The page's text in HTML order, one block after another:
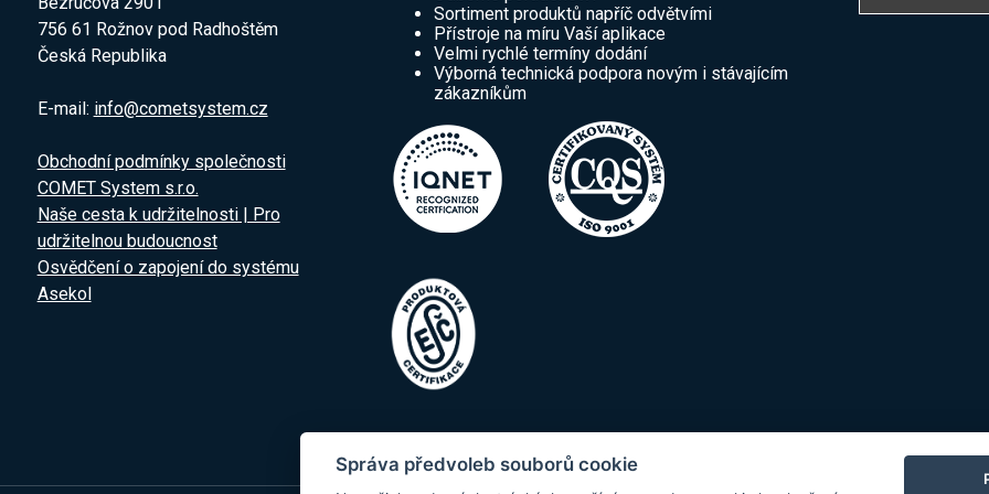
756 61 Rožnov pod Radhoštěm
Česká Republika
E-mail: info@cometsystem.cz
Obchodní podmínky společnosti
COMET System s.r.o.
Naše cesta k udržitelnosti | Pro
udržitelnou budoucnost
Osvědčení o zapojení do systému
Asekol
Sortiment produktů napříč odvětvími
Přístroje na míru Vaší aplikace
Velmi rychlé termíny dodání
Výborná technická podpora novým i stávajícím
zákazníkům
Správa předvoleb souborů cookie